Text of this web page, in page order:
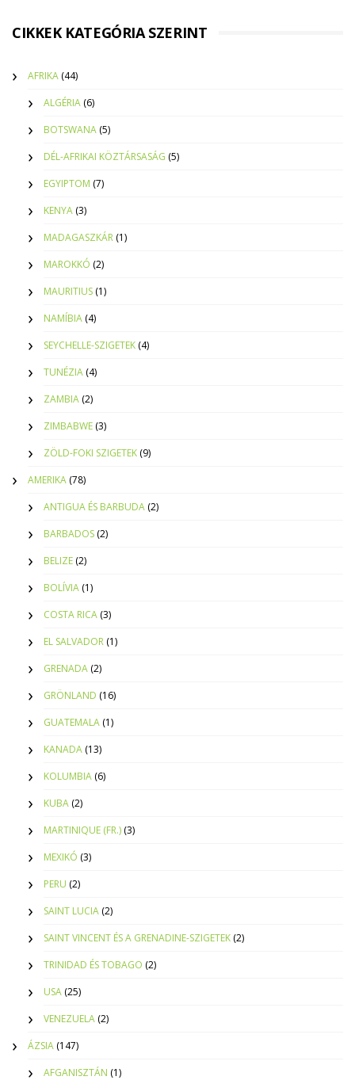
CIKKEK KATEGÓRIA SZERINT
AFRIKA (44)
ALGÉRIA (6)
BOTSWANA (5)
DÉL-AFRIKAI KÖZTÁRSASÁG (5)
EGYIPTOM (7)
KENYA (3)
MADAGASZKÁR (1)
MAROKKÓ (2)
MAURITIUS (1)
NAMÍBIA (4)
SEYCHELLE-SZIGETEK (4)
TUNÉZIA (4)
ZAMBIA (2)
ZIMBABWE (3)
ZÖLD-FOKI SZIGETEK (9)
AMERIKA (78)
ANTIGUA ÉS BARBUDA (2)
BARBADOS (2)
BELIZE (2)
BOLÍVIA (1)
COSTA RICA (3)
EL SALVADOR (1)
GRENADA (2)
GRÖNLAND (16)
GUATEMALA (1)
KANADA (13)
KOLUMBIA (6)
KUBA (2)
MARTINIQUE (FR.) (3)
MEXIKÓ (3)
PERU (2)
SAINT LUCIA (2)
SAINT VINCENT ÉS A GRENADINE-SZIGETEK (2)
TRINIDAD ÉS TOBAGO (2)
USA (25)
VENEZUELA (2)
ÁZSIA (147)
AFGANISZTÁN (1)